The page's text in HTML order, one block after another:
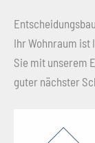
Ihr Wohnraum ist
Sie mit unserem
guter nächster